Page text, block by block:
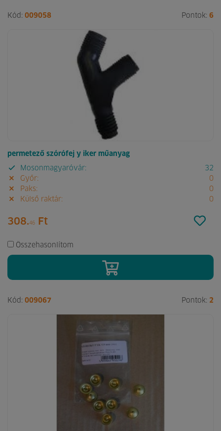
Kód: 009058 Pontok: 6
permetező szórófej y iker műanyag
Mosonmagyaróvár:
32
Győr:
0
Paks:
0
Külső raktár:
0
308. 46 Ft
Összehasonlítom
Kód: 009067 Pontok: 2